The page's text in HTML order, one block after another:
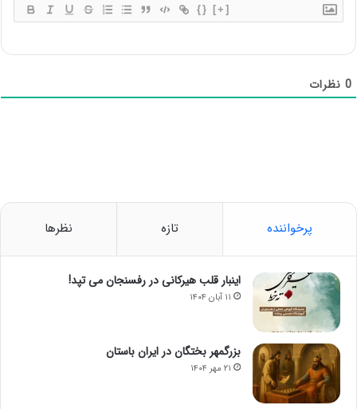
{} [+]
0 نظرات
پرخواننده تازه نظرها
اینبار قلب هیرکانی در رفسنجان می تپد!
۱۱ آبان ۱۴۰۴
بزرگمهر بختگان در ایران باستان
۲۱ مهر ۱۴۰۴